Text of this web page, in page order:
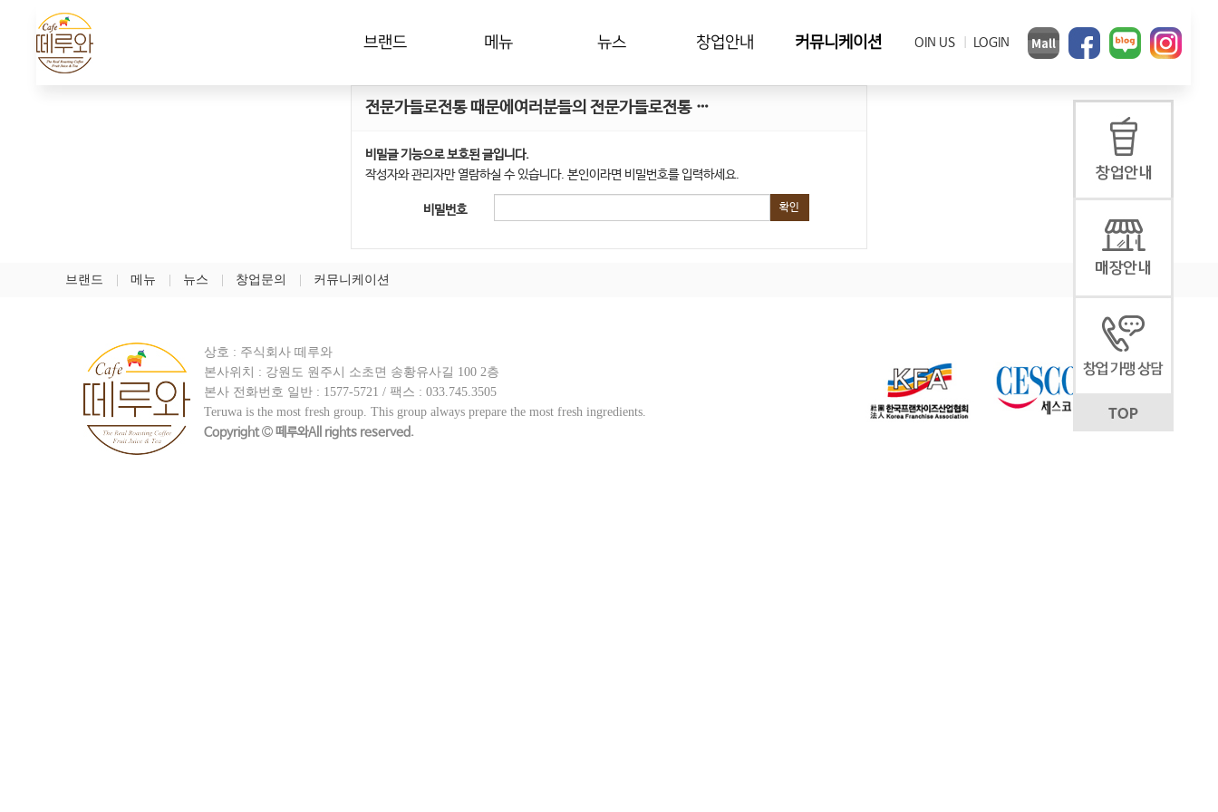
브랜드 메뉴 뉴스 창업안내 커뮤니케이션 JOIN US LOGIN
전문가들로전통 때문에여러분들의 전문가들로전통 …
비밀글 기능으로 보호된 글입니다.
작성자와 관리자만 열람하실 수 있습니다. 본인이라면 비밀번호를 입력하세요.
비밀번호 확인
브랜드 메뉴 뉴스 창업문의 커뮤니케이션
상호 : 주식회사 떼루와
본사위치 : 강원도 원주시 소초면 송황유사길 100 2층
본사 전화번호 일반 : 1577-5721 / 팩스 : 033.745.3505
Teruwa is the most fresh group. This group always prepare the most fresh ingredients.
Copyright 떼루와All rights reserved.